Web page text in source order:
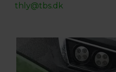
thly@tbs.dk